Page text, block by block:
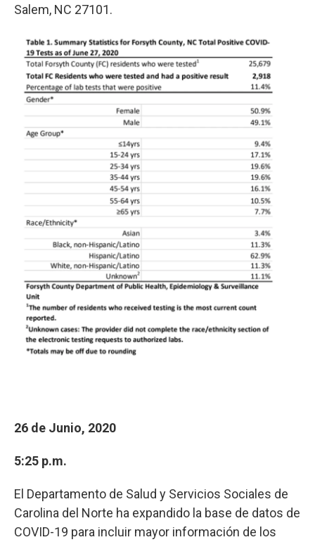
Salem, NC 27101.
26 de Junio, 2020
5:25 p.m.
El Departamento de Salud y Servicios Sociales de
Carolina del Norte ha expandido la base de datos de
COVID-19 para incluir mayor información de los